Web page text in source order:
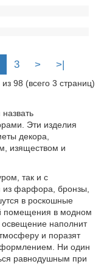
3 > >|
98 (всего 3 страниц)
Эти изделия
декора,
изяществом и
так и с
фарфора, бронзы,
в роскошные
помещения в модном
освещение наполнит
и поразят
Ни один
равнодушным при